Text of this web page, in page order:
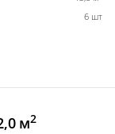
6 шт
м2